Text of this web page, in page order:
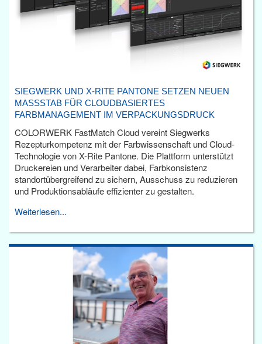
SIEGWERK UND X-RITE PANTONE SETZEN NEUEN
MASSSTAB FÜR CLOUDBASIERTES F
ARBMANAGEMENT IM VERPACKUNGSDRUCK
COLORWERK FastMatch Cloud vereint Siegwerks
Rezepturkompetenz mit der Farbwissenschaft und Cloud-
Technologie von X-Rite Pantone. Die Plattform unterstützt
Druckereien und Verarbeiter dabei, Farbkonsistenz
standortübergreifend zu sichern, Ausschuss zu reduzieren
und Produktionsabläufe effizienter zu gestalten.
Weiterlesen...